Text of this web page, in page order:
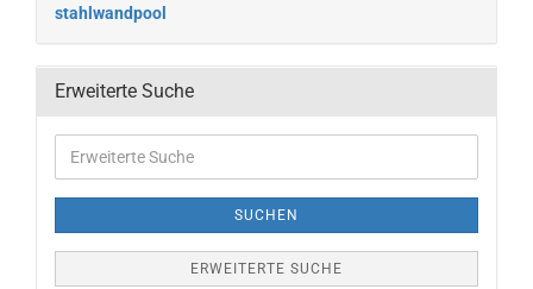
stahlwandpool
Erweiterte Suche
SUCHEN
ERWEITERTE SUCHE